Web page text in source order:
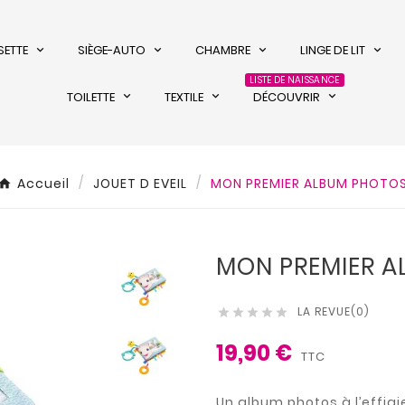
SIÈGE-AUTO CHAMBRE LINGE DE LIT
TOILETTE TEXTILE DÉCOUVRIR
LISTE DE NAISSANCE
Accueil JOUET D EVEIL MON PREMIER ALBUM
MON PREMIER
     LA REVUE(0)
19,90 € TTC